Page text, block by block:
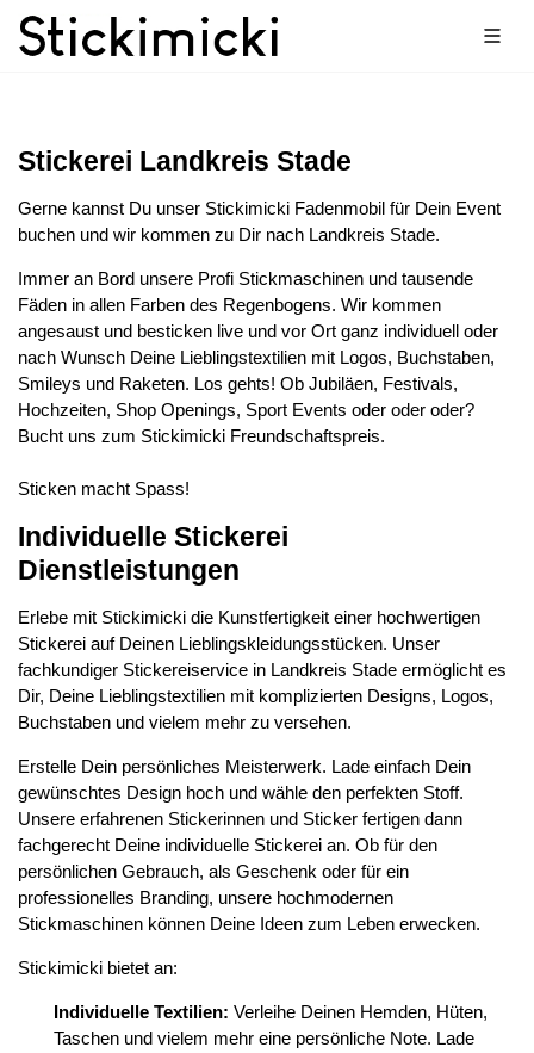
Stickerei Landkreis Stade
Gerne kannst Du unser Stickimicki Fadenmobil für Dein Event
buchen und wir kommen zu Dir nach Landkreis Stade.
Immer an Bord unsere Profi Stickmaschinen und tausende
Fäden in allen Farben des Regenbogens. Wir kommen
angesaust und besticken live und vor Ort ganz individuell oder
nach Wunsch Deine Lieblingstextilien mit Logos, Buchstaben,
Smileys und Raketen. Los gehts! Ob Jubiläen, Festivals,
Hochzeiten, Shop Openings, Sport Events oder oder oder?
Bucht uns zum Stickimicki Freundschaftspreis.
Sticken macht Spass!
Individuelle Stickerei
Dienstleistungen
Erlebe mit Stickimicki die Kunstfertigkeit einer hochwertigen
Stickerei auf Deinen Lieblingskleidungsstücken. Unser
fachkundiger Stickereiservice in Landkreis Stade ermöglicht es
Dir, Deine Lieblingstextilien mit komplizierten Designs, Logos,
Buchstaben und vielem mehr zu versehen.
Erstelle Dein persönliches Meisterwerk. Lade einfach Dein
gewünschtes Design hoch und wähle den perfekten Stoff.
Unsere erfahrenen Stickerinnen und Sticker fertigen dann
fachgerecht Deine individuelle Stickerei an. Ob für den
persönlichen Gebrauch, als Geschenk oder für ein
professionelles Branding, unsere hochmodernen
Stickmaschinen können Deine Ideen zum Leben erwecken.
Stickimicki bietet an:
Individuelle Textilien: Verleihe Deinen Hemden, Hüten,
Taschen und vielem mehr eine persönliche Note. Lade